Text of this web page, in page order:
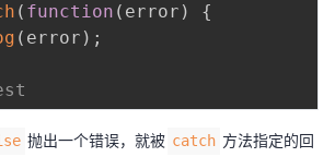
( function ( error )
{
( error ) ;
抛出一个错误，就被 catch 方法指定的回